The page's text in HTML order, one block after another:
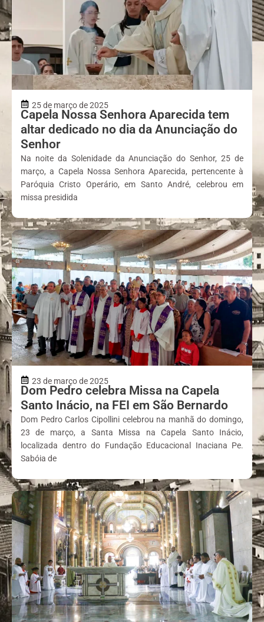
25 de março de 2025
Capela Nossa Senhora Aparecida tem
altar dedicado no dia da Anunciação do
Senhor
Na noite da Solenidade da Anunciação do Senhor, 25 de
março, a Capela Nossa Senhora Aparecida, pertencente à
Paróquia Cristo Operário, em Santo André, celebrou em
missa presidida
23 de março de 2025
Dom Pedro celebra Missa na Capela
Santo Inácio, na FEI em São Bernardo
Dom Pedro Carlos Cipollini celebrou na manhã do domingo,
23 de março, a Santa Missa na Capela Santo Inácio,
localizada dentro do Fundação Educacional Inaciana Pe.
Sabóia de